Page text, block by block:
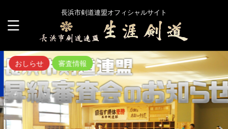
長浜市剣道連盟オフィシャルサイト
おしらせ 審査情報